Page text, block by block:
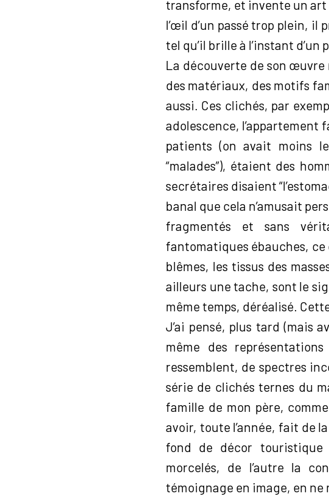
transforme, et invente un
l’œil d’un passé trop plein, il
tel qu’il brille à l’instant
La découverte de son œuvre
des matériaux, des motifs
aussi. Ces clichés, par
adolescence, l’appartement
patients (on avait moins
“malades”), étaient des
secrétaires disaient
banal que cela n’amusait
fragmentés et sans
fantomatiques ébauches, ce
blêmes, les tissus des
ailleurs une tache, sont le
même temps, déréalisé.
J’ai pensé, plus tard (mais
même des
ressemblent, de spectres
série de clichés ternes du
famille de mon père,
avoir, toute l’année, fait de
fond de décor touristique
morcelés, de l’autre la
témoignage en image, en